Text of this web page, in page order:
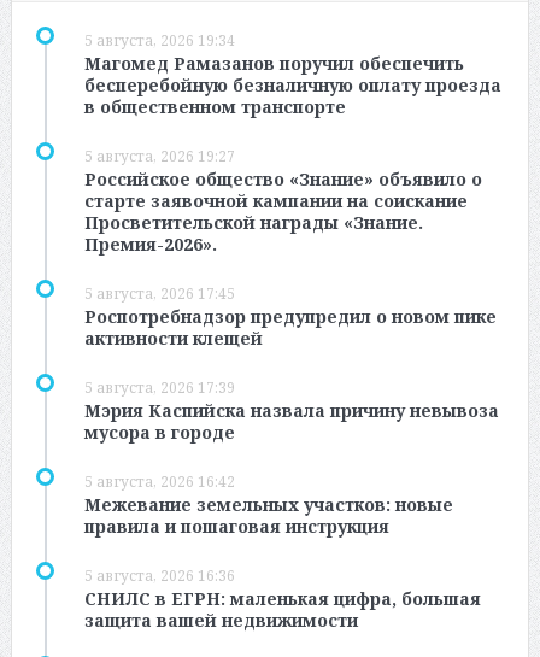
5 августа, 2026 19:34
Магомед Рамазанов поручил обеспечить
бесперебойную безналичную оплату проезда
в общественном транспорте
5 августа, 2026 19:27
Российское общество «Знание» объявило о
старте заявочной кампании на соискание
Просветительской награды «Знание.
Премия-2026».
5 августа, 2026 17:45
Роспотребнадзор предупредил о новом пике
активности клещей
5 августа, 2026 17:39
Мэрия Каспийска назвала причину невывоза
мусора в городе
5 августа, 2026 16:42
Межевание земельных участков: новые
правила и пошаговая инструкция
5 августа, 2026 16:36
СНИЛС в ЕГРН: маленькая цифра, большая
защита вашей недвижимости